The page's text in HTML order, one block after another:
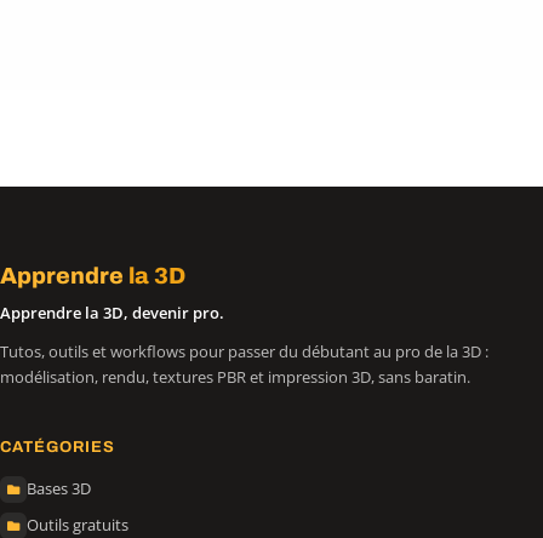
Apprendre la 3D
Apprendre la 3D, devenir pro.
Tutos, outils et workflows pour passer du débutant au pro de la 3D :
modélisation, rendu, textures PBR et impression 3D, sans baratin.
CATÉGORIES
Bases 3D
Outils gratuits